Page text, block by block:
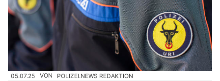
05.07.25 VON POLIZEI.NEWS REDAKTION